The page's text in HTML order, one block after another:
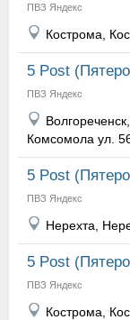
ПВЗ Яндекс
Кострома,
5 Post
ПВЗ Яндекс
Комсомола ул.
5 Post
ПВЗ Яндекс
Нерехта,
5 Post
ПВЗ Яндекс
Кострома,